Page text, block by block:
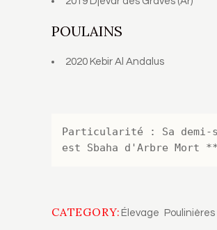
POULAINS
2020 Kebir Al Andalus
Particularité : Sa demi-
est Sbaha d'Arbre Mort
CATEGORY: Élevage Poulinières